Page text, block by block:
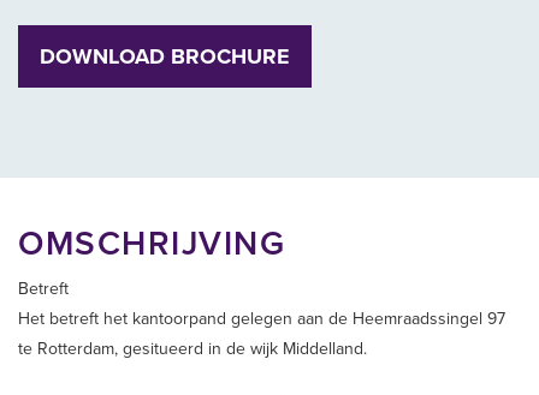
DOWNLOAD BROCHURE
OMSCHRIJVING
Betreft
Het betreft het kantoorpand gelegen aan de Heemraadssingel 97
te Rotterdam, gesitueerd in de wijk Middelland.